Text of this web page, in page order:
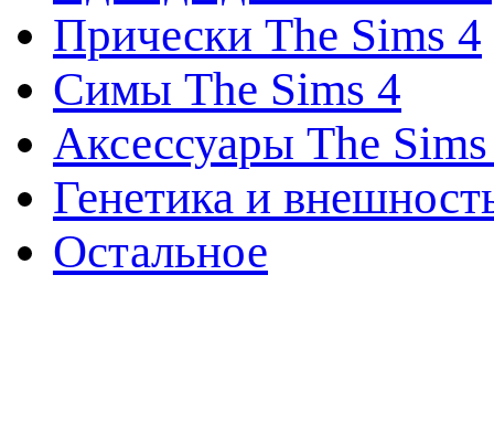
Прически The Sims 4
Симы The Sims 4
Аксессуары The
Генетика и
Остальное